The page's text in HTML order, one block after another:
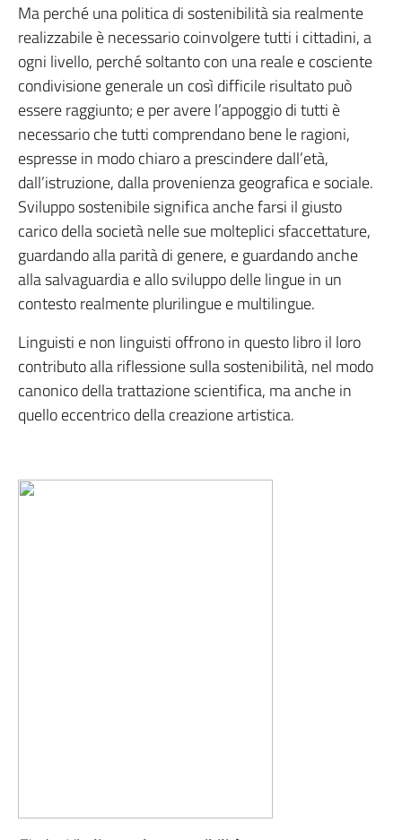
Ma perché una politica di sostenibilità sia realmente
realizzabile è necessario coinvolgere tutti i cittadini, a
ogni livello, perché soltanto con una reale e cosciente
condivisione generale un così difficile risultato può
essere raggiunto; e per avere l’appoggio di tutti è
necessario che tutti comprendano bene le ragioni,
espresse in modo chiaro a prescindere dall’età,
dall’istruzione, dalla provenienza geografica e sociale.
Sviluppo sostenibile significa anche farsi il giusto
carico della società nelle sue molteplici sfaccettature,
guardando alla parità di genere, e guardando anche
alla salvaguardia e allo sviluppo delle lingue in un
contesto realmente plurilingue e multilingue.
Linguisti e non linguisti offrono in questo libro il loro
contributo alla riflessione sulla sostenibilità, nel modo
canonico della trattazione scientifica, ma anche in
quello eccentrico della creazione artistica.